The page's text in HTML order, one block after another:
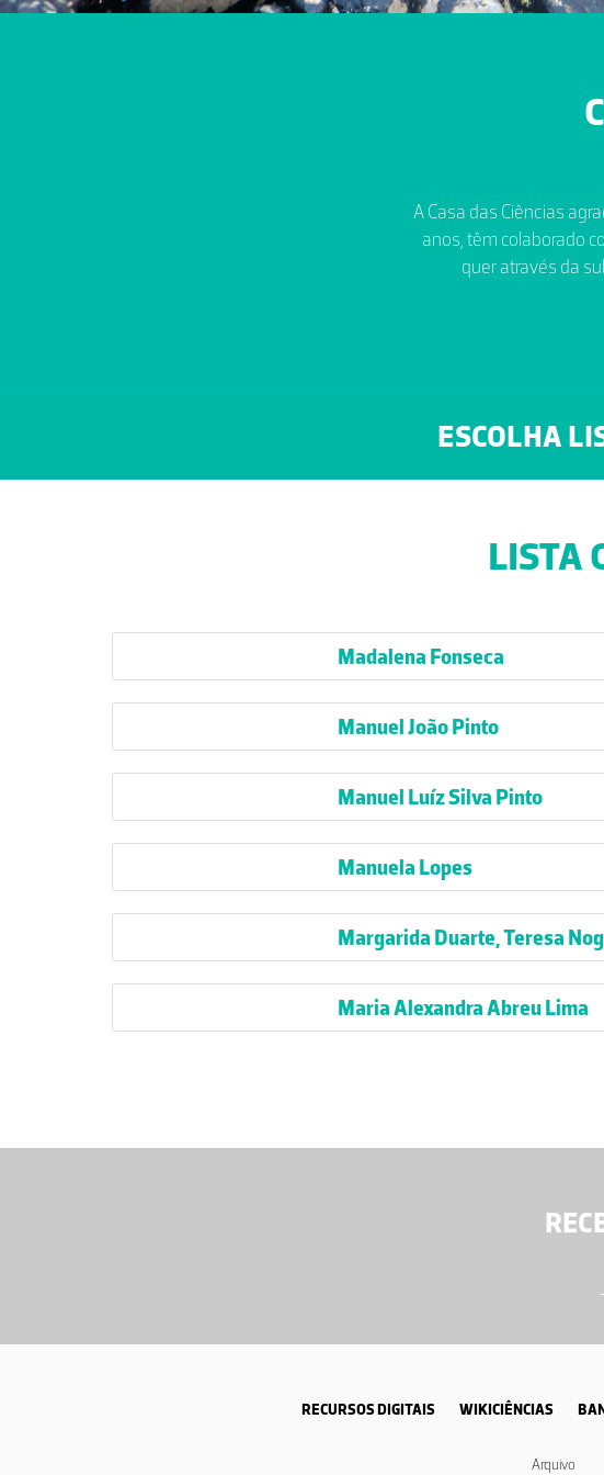
A Casa das Ciências
anos, têm colaborado
quer através da
ESCOLHA
LISTA
Madalena Fonseca
Manuel João Pinto
Manuel Luíz Silva Pinto
Manuela Lopes
Margarida Duarte, Teresa
Maria Alexandra Abreu Lima
RECURSOS DIGITAIS WIKICIÊNCIAS
Arquivo